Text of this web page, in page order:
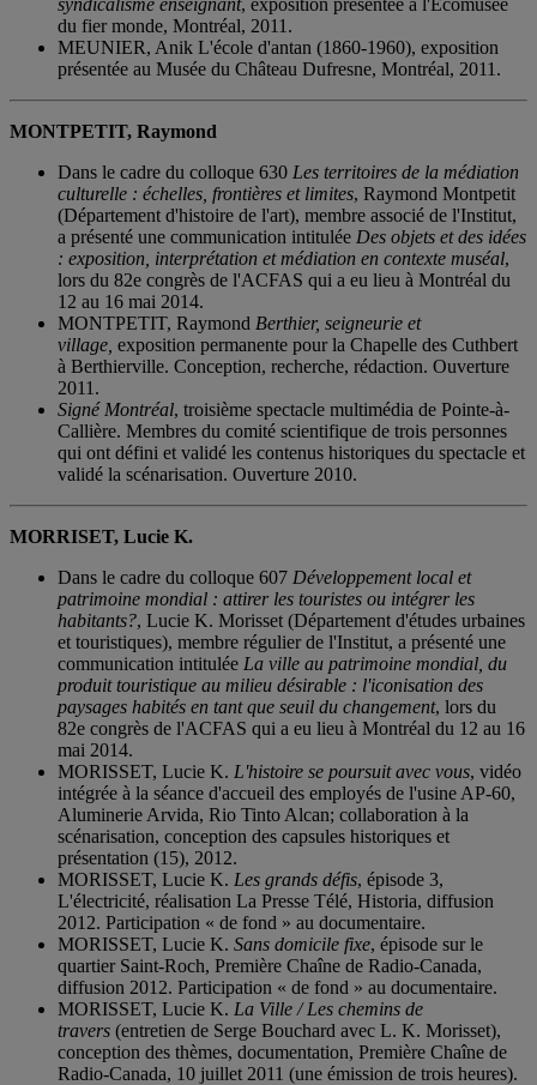
du fier monde, Montréal, 2011.
MEUNIER, Anik L'école d'antan (1860-1960), exposition
présentée au Musée du Château Dufresne, Montréal, 2011.
MONTPETIT, Raymond
Dans le cadre du colloque 630 Les territoires de la médiation
culturelle : échelles, frontières et limites, Raymond Montpetit
(Département d'histoire de l'art), membre associé de l'Institut,
a présenté une communication intitulée Des objets et des idées
: exposition, interprétation et médiation en contexte muséal,
lors du 82e congrès de l'ACFAS qui a eu lieu à Montréal du
12 au 16 mai 2014.
MONTPETIT, Raymond Berthier, seigneurie et
village, exposition permanente pour la Chapelle des Cuthbert
à Berthierville. Conception, recherche, rédaction. Ouverture
2011.
Signé Montréal, troisième spectacle multimédia de Pointe-à-
Callière. Membres du comité scientifique de trois personnes
qui ont défini et validé les contenus historiques du spectacle et
validé la scénarisation. Ouverture 2010.
MORRISET, Lucie K.
Dans le cadre du colloque 607 Développement local et
patrimoine mondial : attirer les touristes ou intégrer les
habitants?, Lucie K. Morisset (Département d'études urbaines
et touristiques), membre régulier de l'Institut, a présenté une
communication intitulée La ville au patrimoine mondial, du
produit touristique au milieu désirable : l'iconisation des
paysages habités en tant que seuil du changement, lors du
82e congrès de l'ACFAS qui a eu lieu à Montréal du 12 au 16
mai 2014.
MORISSET, Lucie K. L'histoire se poursuit avec vous, vidéo
intégrée à la séance d'accueil des employés de l'usine AP-60,
Aluminerie Arvida, Rio Tinto Alcan; collaboration à la
scénarisation, conception des capsules historiques et
présentation (15), 2012.
MORISSET, Lucie K. Les grands défis, épisode 3,
L'électricité, réalisation La Presse Télé, Historia, diffusion
2012. Participation « de fond » au documentaire.
MORISSET, Lucie K. Sans domicile fixe, épisode sur le
quartier Saint-Roch, Première Chaîne de Radio-Canada,
diffusion 2012. Participation « de fond » au documentaire.
MORISSET, Lucie K. La Ville / Les chemins de
travers (entretien de Serge Bouchard avec L. K. Morisset),
conception des thèmes, documentation, Première Chaîne de
Radio-Canada, 10 juillet 2011 (une émission de trois heures).